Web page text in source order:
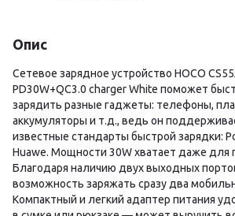
Опис
Сетевое зарядное устройство HOCO
PD30W+QC3.0 charger White поможет
зарядить разные гаджеты: телефоны,
аккумуляторы и т.д., ведь он
известные стандарты быстрой зарядки:
Huawe. Мощности 30W хватает даже для
Благодаря наличию двух выходных
возможность заряжать сразу два
Компактный и легкий адаптер питания